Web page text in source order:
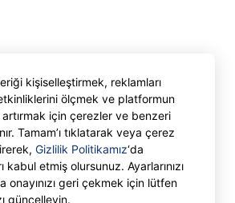
Limited. GetTransport®
International Limited.
kişiselleştirmek, reklamları
ölçmek ve platformun
artırmak için çerezler ve benzeri
Tamam’ı tıklatarak veya çerez
Gizlilik Politikamız‘da
kabul etmiş olursunuz. Ayarlarınızı
onayınızı geri çekmek için lütfen
güncelleyin.